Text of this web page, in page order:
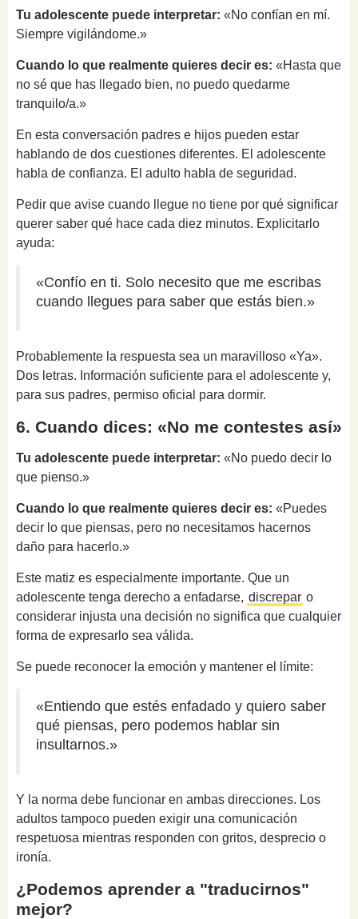
Tu adolescente puede interpretar: «No confían en mí.
Siempre vigilándome.»
Cuando lo que realmente quieres decir es: «Hasta que
no sé que has llegado bien, no puedo quedarme
tranquilo/a.»
En esta conversación padres e hijos pueden estar
hablando de dos cuestiones diferentes. El adolescente
habla de confianza. El adulto habla de seguridad.
Pedir que avise cuando llegue no tiene por qué significar
querer saber qué hace cada diez minutos. Explicitarlo
ayuda:
«Confío en ti. Solo necesito que me escribas
cuando llegues para saber que estás bien.»
Probablemente la respuesta sea un maravilloso «Ya».
Dos letras. Información suficiente para el adolescente y,
para sus padres, permiso oficial para dormir.
6. Cuando dices: «No me contestes así»
Tu adolescente puede interpretar: «No puedo decir lo
que pienso.»
Cuando lo que realmente quieres decir es: «Puedes
decir lo que piensas, pero no necesitamos hacernos
daño para hacerlo.»
Este matiz es especialmente importante. Que un
adolescente tenga derecho a enfadarse, discrepar o
considerar injusta una decisión no significa que cualquier
forma de expresarlo sea válida.
Se puede reconocer la emoción y mantener el límite:
«Entiendo que estés enfadado y quiero saber
qué piensas, pero podemos hablar sin
insultarnos.»
Y la norma debe funcionar en ambas direcciones. Los
adultos tampoco pueden exigir una comunicación
respetuosa mientras responden con gritos, desprecio o
ironía.
¿Podemos aprender a "traducirnos"
mejor?